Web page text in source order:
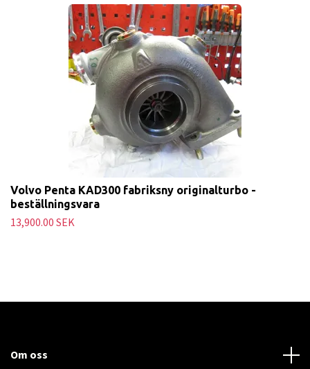
Volvo Penta KAD300 fabriksny originalturbo -
beställningsvara
13,900.00 SEK
Om oss